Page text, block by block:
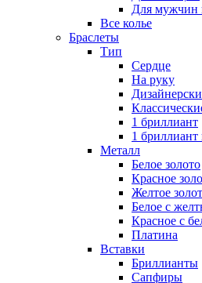
Для
Все колье
Браслеты
Тип
Сердце
На руку
1 бриллиант
1
Металл
Белое золото
Красное
Желтое
Белое с
Красное с
Платина
Вставки
Бриллианты
Сапфиры